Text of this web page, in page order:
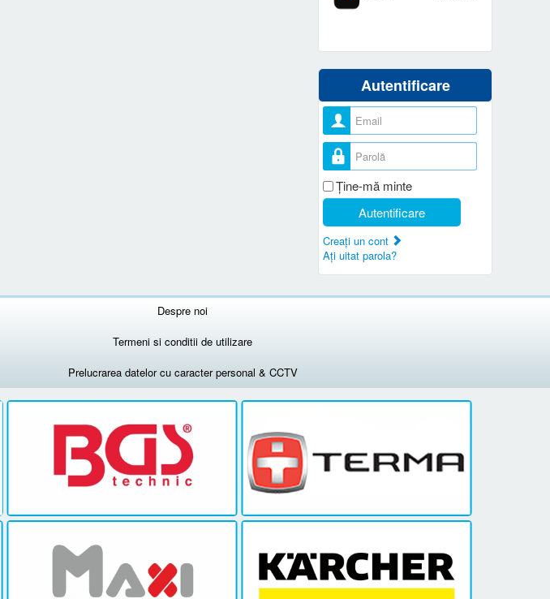
Autentificare
Nume utilizator
Parolă
Ţine-mă minte
Autentificare
Creaţi un cont
Aţi uitat parola?
Despre noi
Termeni si conditii de utilizare
Prelucrarea datelor cu caracter personal & CCTV